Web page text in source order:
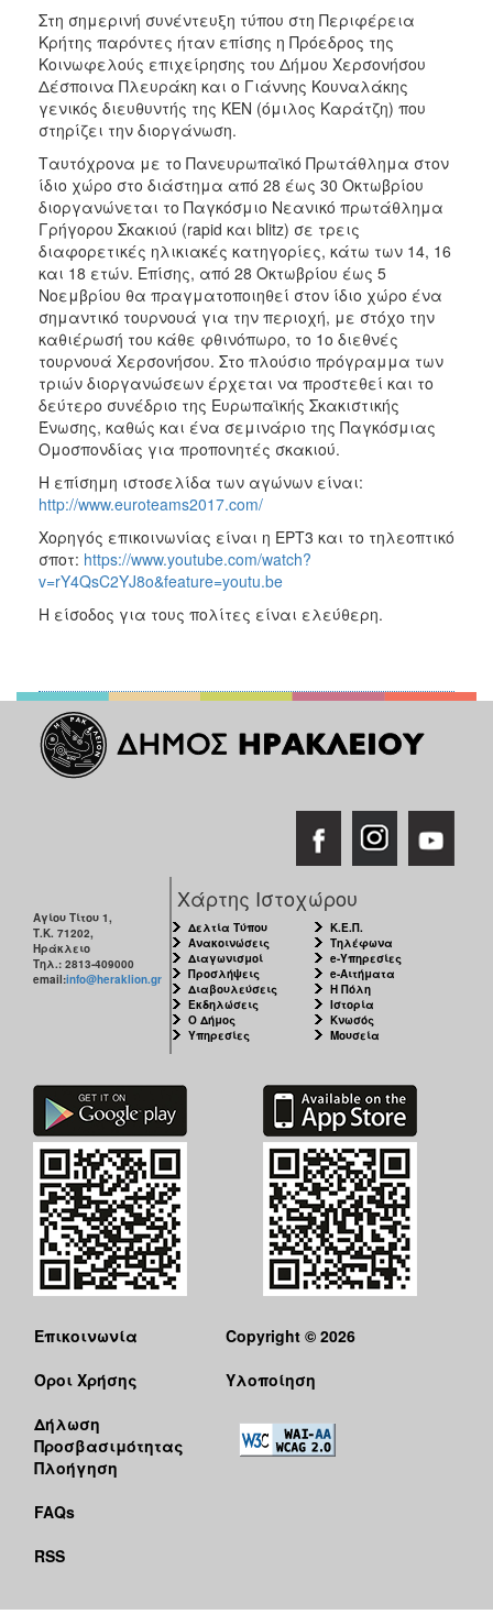
Στη σημερινή συνέντευξη τύπου στη Περιφέρεια
Κρήτης παρόντες ήταν επίσης η Πρόεδρος της
Κοινωφελούς επιχείρησης του Δήμου Χερσονήσου
Δέσποινα Πλευράκη και ο Γιάννης Κουναλάκης
γενικός διευθυντής της ΚΕΝ (όμιλος Καράτζη) που
στηρίζει την διοργάνωση.
Ταυτόχρονα με το Πανευρωπαϊκό Πρωτάθλημα στον
ίδιο χώρο στο διάστημα από 28 έως 30 Οκτωβρίου
διοργανώνεται το Παγκόσμιο Νεανικό πρωτάθλημα
Γρήγορου Σκακιού (rapid και blitz) σε τρεις
διαφορετικές ηλικιακές κατηγορίες, κάτω των 14, 16
και 18 ετών. Επίσης, από 28 Οκτωβρίου έως 5
Νοεμβρίου θα πραγματοποιηθεί στον ίδιο χώρο ένα
σημαντικό τουρνουά για την περιοχή, με στόχο την
καθιέρωσή του κάθε φθινόπωρο, το 1ο διεθνές
τουρνουά Χερσονήσου. Στο πλούσιο πρόγραμμα των
τριών διοργανώσεων έρχεται να προστεθεί και το
δεύτερο συνέδριο της Ευρωπαϊκής Σκακιστικής
Ένωσης, καθώς και ένα σεμινάριο της Παγκόσμιας
Ομοσπονδίας για προπονητές σκακιού.
Η επίσημη ιστοσελίδα των αγώνων είναι:
http://www.euroteams2017.com/
Χορηγός επικοινωνίας είναι η ΕΡΤ3 και το τηλεοπτικό
σποτ: https://www.youtube.com/watch?
v=rY4QsC2YJ8o&feature=youtu.be
Η είσοδος για τους πολίτες είναι ελεύθερη.
Αγίου Τίτου 1,
Τ.Κ. 71202,
Ηράκλειο
Τηλ.: 2813-409000
email:info@heraklion.gr
Χάρτης Ιστοχώρου
Δελτία Τύπου
Ανακοινώσεις
Διαγωνισμοί
Προσλήψεις
Διαβουλεύσεις
Εκδηλώσεις
Ο Δήμος
Υπηρεσίες
Κ.Ε.Π.
Τηλέφωνα
e-Υπηρεσίες
e-Αιτήματα
Η Πόλη
Ιστορία
Κνωσός
Μουσεία
Επικοινωνία
Όροι Χρήσης
Δήλωση
Προσβασιμότητας
Πλοήγηση
FAQs
RSS
Copyright © 2026
Υλοποίηση